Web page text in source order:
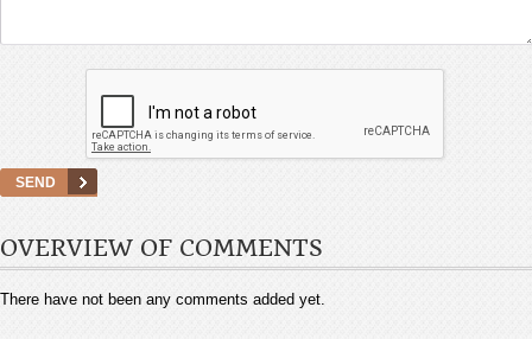
OVERVIEW OF COMMENTS
There have not been any comments added yet.